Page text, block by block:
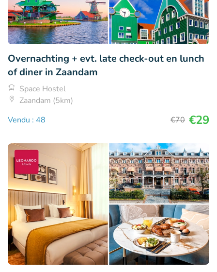
Overnachting + evt. late check-out en lunch
of diner in Zaandam
Space Hostel
Zaandam (5km)
Vendu : 48
€70 €29